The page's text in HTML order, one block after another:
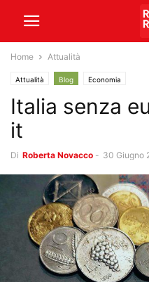
Home Attualità
Attualità Blog Economia
Italia senza
it
Di Roberta Novacco - 30 Giugno